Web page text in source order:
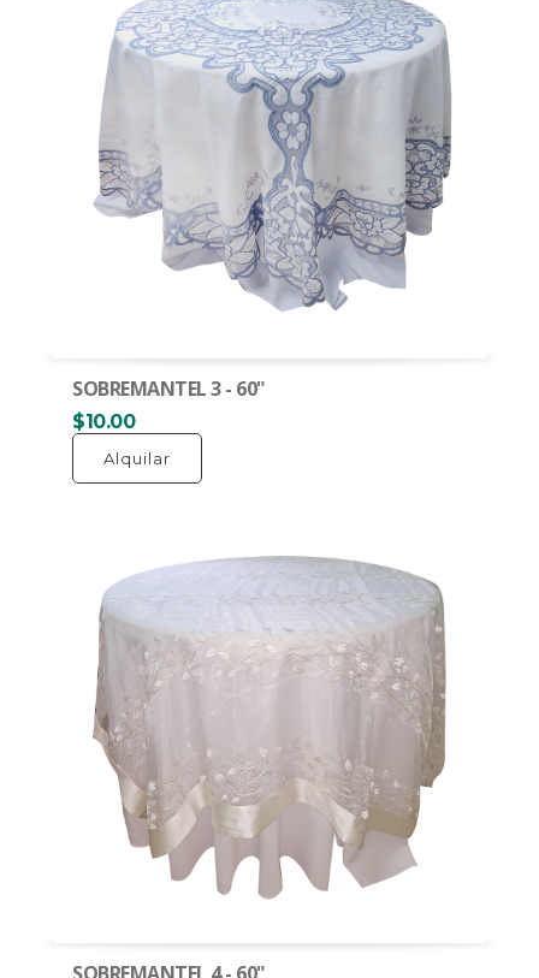
SOBREMANTEL 3 - 60"
$10.00
Alquilar